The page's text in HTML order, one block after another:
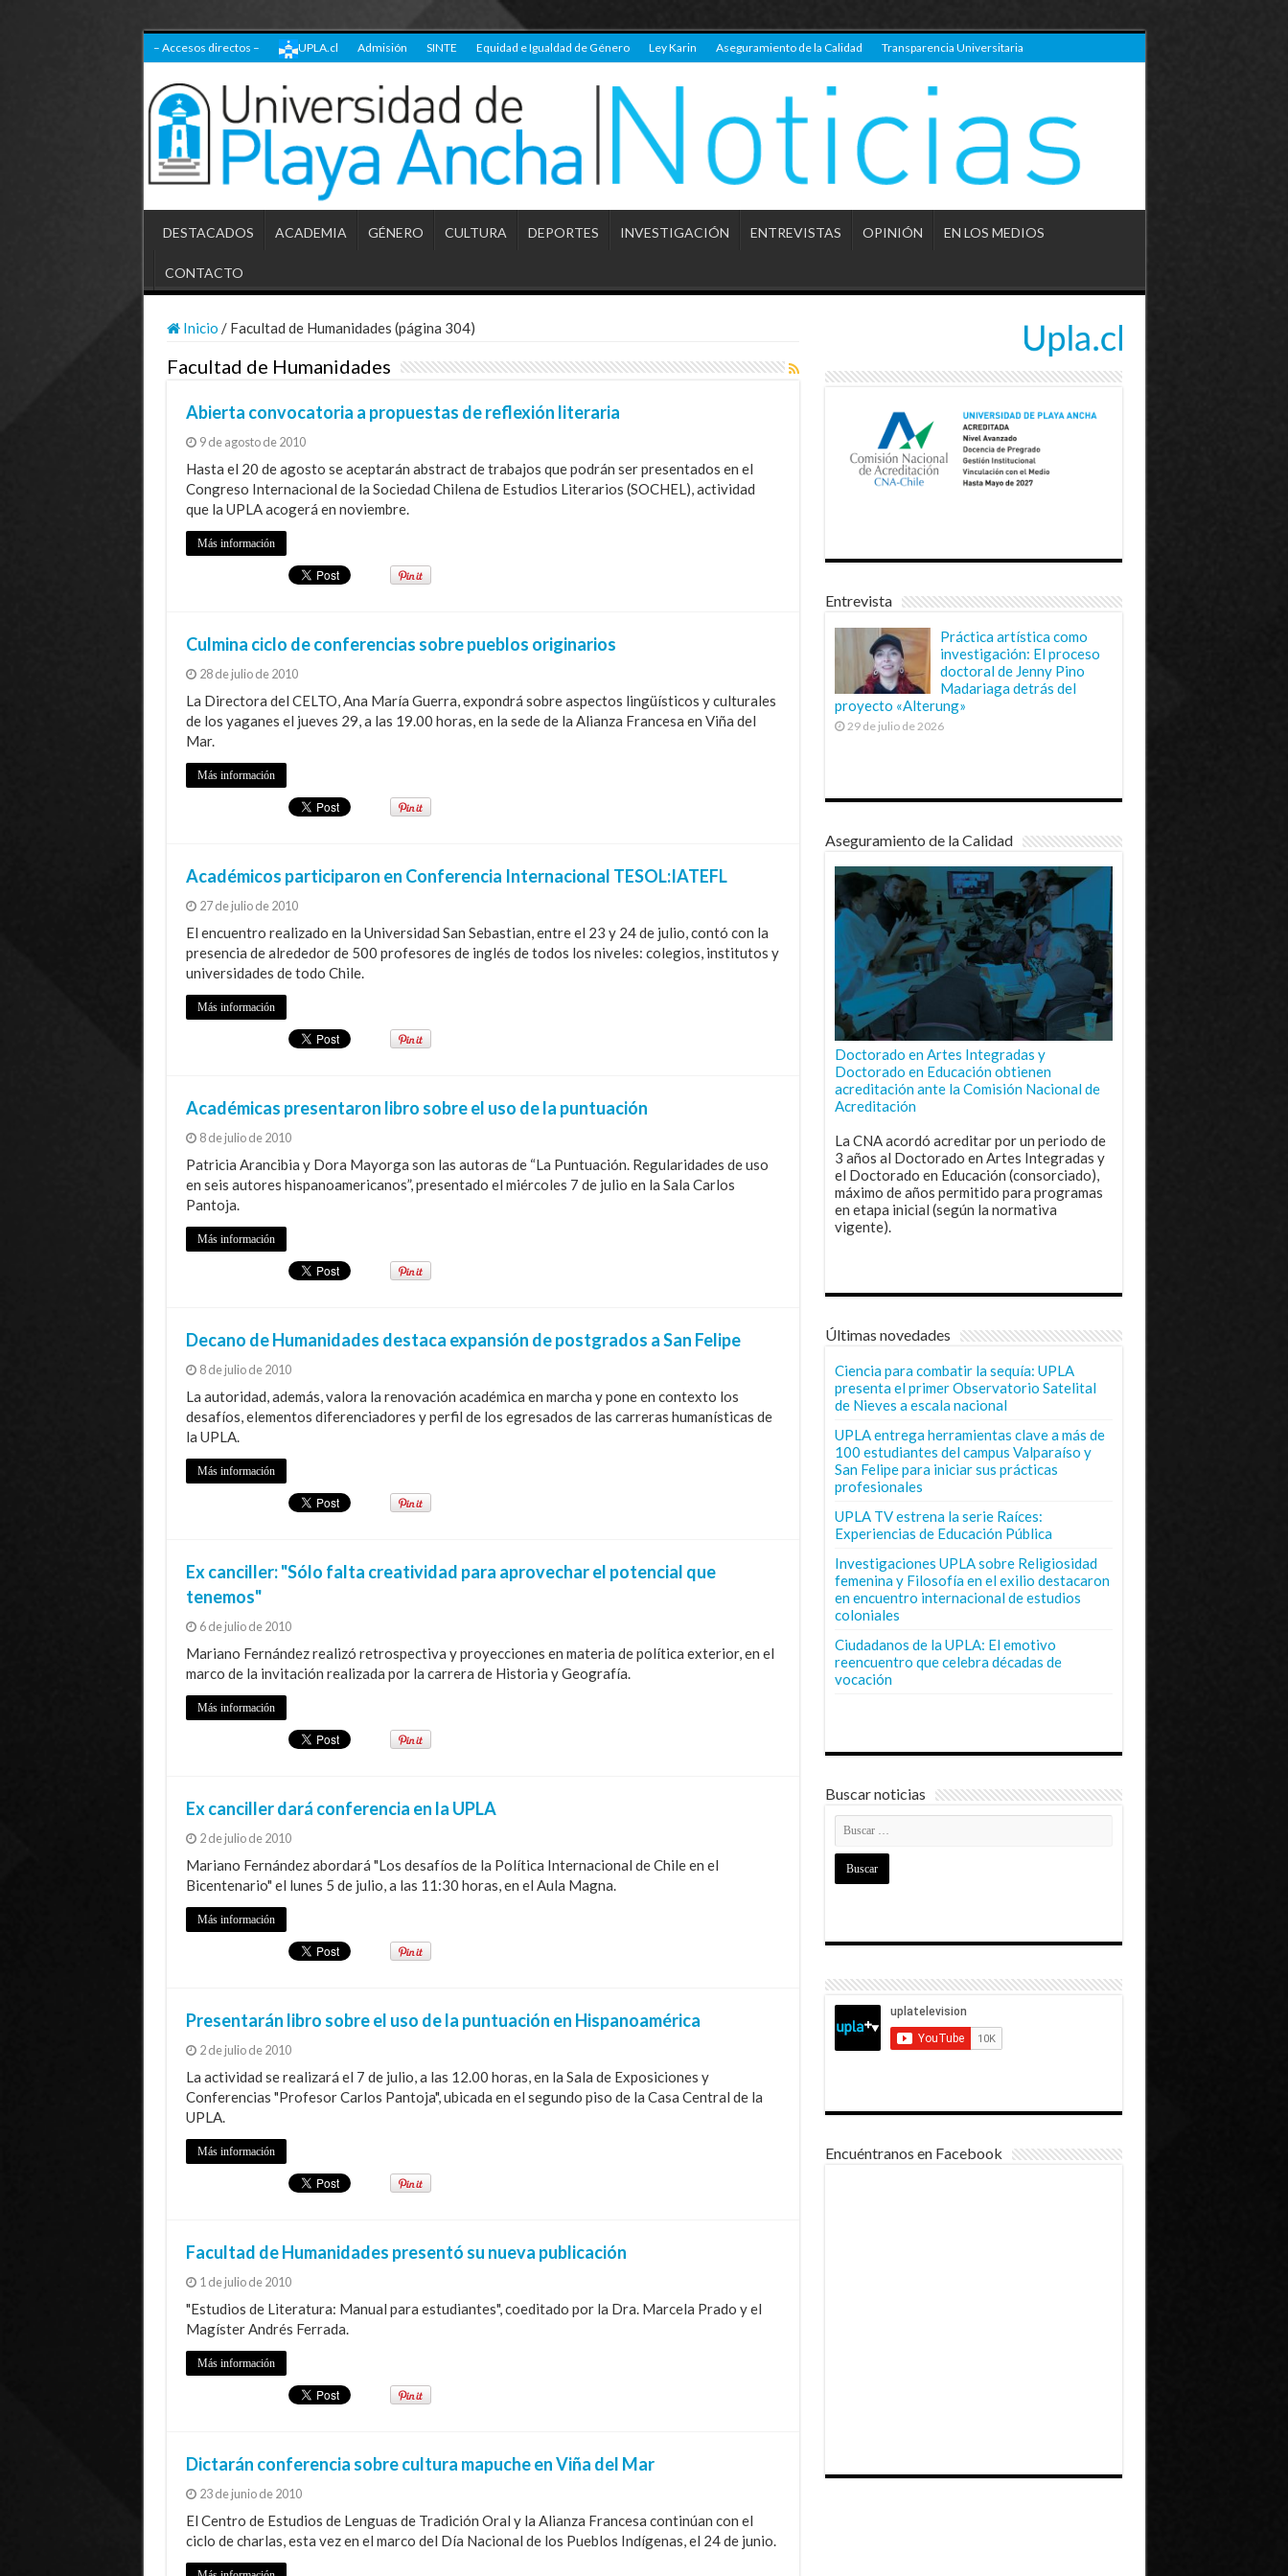
– Accesos directos – UPLA.cl Admisión SINTE Equidad e Igualdad de Género Ley Karin Aseguramiento de la Calidad Transparencia Universitaria
DESTACADOS ACADEMIA GÉNERO CULTURA DEPORTES INVESTIGACIÓN ENTREVISTAS OPINIÓN EN LOS MEDIOS
CONTACTO
Inicio / Facultad de Humanidades (página 304)
Facultad de Humanidades
Abierta convocatoria a propuestas de reflexión literaria
9 de agosto de 2010
Hasta el 20 de agosto se aceptarán abstract de trabajos que podrán ser presentados en el
Congreso Internacional de la Sociedad Chilena de Estudios Literarios (SOCHEL), actividad
que la UPLA acogerá en noviembre.
Más información
Culmina ciclo de conferencias sobre pueblos originarios
28 de julio de 2010
La Directora del CELTO, Ana María Guerra, expondrá sobre aspectos lingüísticos y culturales
de los yaganes el jueves 29, a las 19.00 horas, en la sede de la Alianza Francesa en Viña del
Mar.
Más información
Académicos participaron en Conferencia Internacional TESOL:IATEFL
27 de julio de 2010
El encuentro realizado en la Universidad San Sebastian, entre el 23 y 24 de julio, contó con la
presencia de alrededor de 500 profesores de inglés de todos los niveles: colegios, institutos y
universidades de todo Chile.
Más información
Académicas presentaron libro sobre el uso de la puntuación
8 de julio de 2010
Patricia Arancibia y Dora Mayorga son las autoras de “La Puntuación. Regularidades de uso
en seis autores hispanoamericanos”, presentado el miércoles 7 de julio en la Sala Carlos
Pantoja.
Más información
Decano de Humanidades destaca expansión de postgrados a San Felipe
8 de julio de 2010
La autoridad, además, valora la renovación académica en marcha y pone en contexto los
desafíos, elementos diferenciadores y perfil de los egresados de las carreras humanísticas de
la UPLA.
Más información
Ex canciller: "Sólo falta creatividad para aprovechar el potencial que
tenemos"
6 de julio de 2010
Mariano Fernández realizó retrospectiva y proyecciones en materia de política exterior, en el
marco de la invitación realizada por la carrera de Historia y Geografía.
Más información
Ex canciller dará conferencia en la UPLA
2 de julio de 2010
Mariano Fernández abordará "Los desafíos de la Política Internacional de Chile en el
Bicentenario" el lunes 5 de julio, a las 11:30 horas, en el Aula Magna.
Más información
Presentarán libro sobre el uso de la puntuación en Hispanoamérica
2 de julio de 2010
La actividad se realizará el 7 de julio, a las 12.00 horas, en la Sala de Exposiciones y
Conferencias "Profesor Carlos Pantoja", ubicada en el segundo piso de la Casa Central de la
UPLA.
Más información
Facultad de Humanidades presentó su nueva publicación
1 de julio de 2010
"Estudios de Literatura: Manual para estudiantes", coeditado por la Dra. Marcela Prado y el
Magíster Andrés Ferrada.
Más información
Dictarán conferencia sobre cultura mapuche en Viña del Mar
23 de junio de 2010
El Centro de Estudios de Lenguas de Tradición Oral y la Alianza Francesa continúan con el
ciclo de charlas, esta vez en el marco del Día Nacional de los Pueblos Indígenas, el 24 de junio.
Entrevista
Práctica artística como
investigación: El proceso
doctoral de Jenny Pino
Madariaga detrás del
proyecto «Alterung»
29 de julio de 2026
Aseguramiento de la Calidad
Doctorado en Artes Integradas y
Doctorado en Educación obtienen
acreditación ante la Comisión Nacional de
Acreditación
La CNA acordó acreditar por un periodo de
3 años al Doctorado en Artes Integradas y
el Doctorado en Educación (consorciado),
máximo de años permitido para programas
en etapa inicial (según la normativa
vigente).
Últimas novedades
Ciencia para combatir la sequía: UPLA
presenta el primer Observatorio Satelital
de Nieves a escala nacional
UPLA entrega herramientas clave a más de
100 estudiantes del campus Valparaíso y
San Felipe para iniciar sus prácticas
profesionales
UPLA TV estrena la serie Raíces:
Experiencias de Educación Pública
Investigaciones UPLA sobre Religiosidad
femenina y Filosofía en el exilio destacaron
en encuentro internacional de estudios
coloniales
Ciudadanos de la UPLA: El emotivo
reencuentro que celebra décadas de
vocación
Buscar noticias
Encuéntranos en Facebook